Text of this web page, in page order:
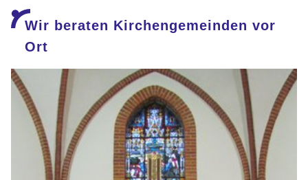
Wir beraten Kirchengemeinden vor
Ort